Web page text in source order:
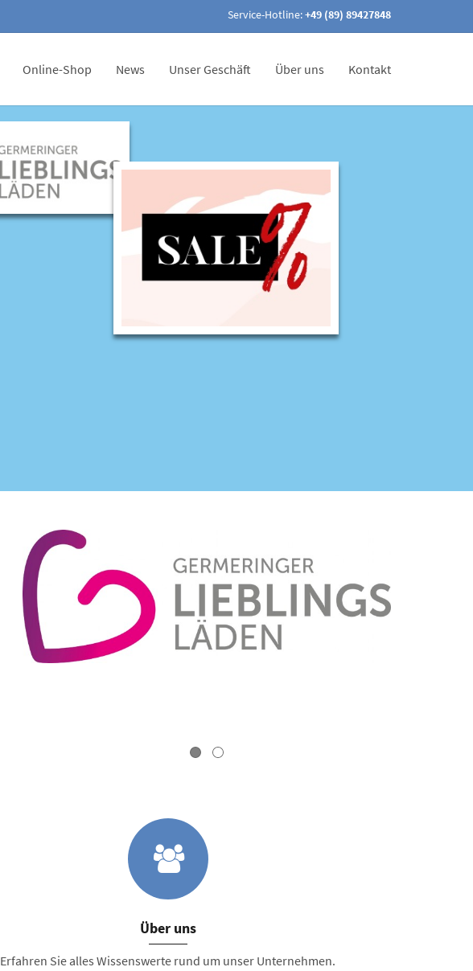
Service-Hotline:+49 (89) 89427848
Online-Shop News Unser Geschäft Über uns Kontakt
Über uns
Erfahren Sie alles Wissenswerte rund um unser Unternehmen.